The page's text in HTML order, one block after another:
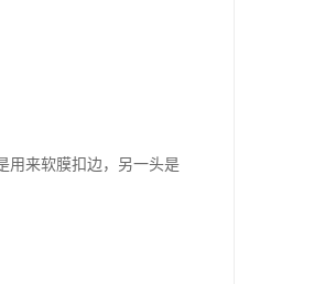
用来软膜扣边，另一头是